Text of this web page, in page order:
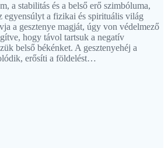
a stabilitás és a belső erő szimbóluma,
egyensúlyt a fizikai és spirituális világ
a gesztenye magját, úgy von védelmező
hogy távol tartsuk a negatív
belső békénket. A gesztenyehéj a
erősíti a földelést…